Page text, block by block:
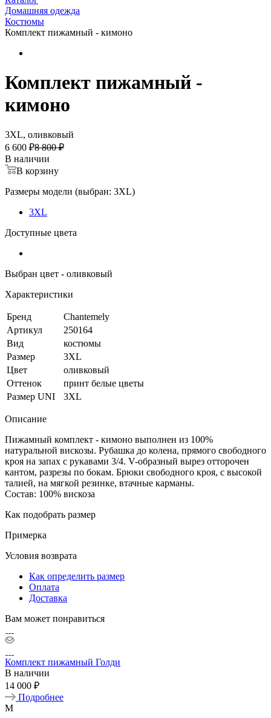
Домашняя одежда
Костюмы
Комплект пижамный - кимоно
Комплект пижамный -
кимоно
3XL, оливковый
6 600 ₽8 800 ₽
В наличии
В корзину
Размеры модели (выбран: 3XL)
3XL
Доступные цвета
Выбран цвет - оливковый
Характеристики
Бренд
Chantemely
Артикул
250164
Вид
костюмы
Размер
3XL
Цвет
оливковый
Оттенок
принт белые цветы
Размер UNI
3XL
Описание
Пижамный комплект - кимоно выполнен из 100%
натуральной вискозы. Рубашка до колена, прямого свободного
кроя на запах с рукавами 3/4. V-образный вырез отторочен
кантом, разрезы по бокам. Брюки свободного кроя, с высокой
талией, на мягкой резинке, втачные карманы.
Состав: 100% вискоза
Как подобрать размер
Примерка
Условия возврата
Как определить размер
Оплата
Доставка
Вам может понравиться
Комплект пижамный Голди
В наличии
14 000 ₽
Подробнее
M